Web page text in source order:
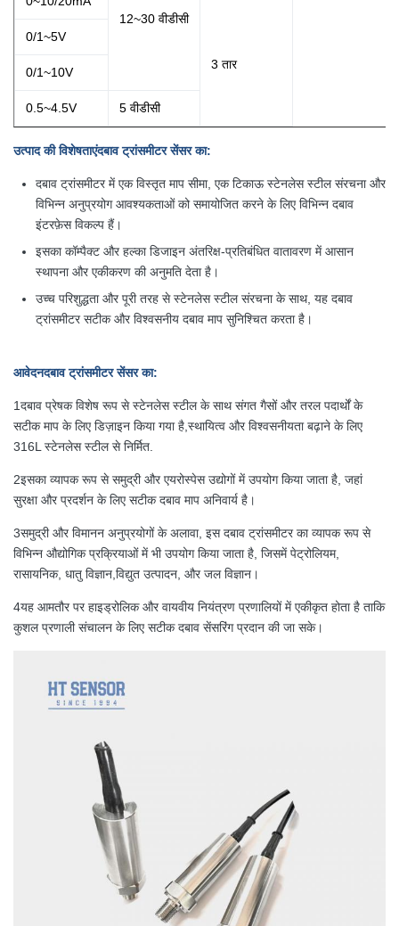
12~30 वीडीसी
3 तार
0/1~5V
0/1~10V
0.5~4.5V 5 वीडीसी
उत्पाद की विशेषताएंदबाव ट्रांसमीटर सेंसर का:
दबाव ट्रांसमीटर में एक विस्तृत माप सीमा, एक टिकाऊ स्टेनलेस स्टील संरचना और
विभिन्न अनुप्रयोग आवश्यकताओं को समायोजित करने के लिए विभिन्न दबाव
इंटरफ़ेस विकल्प हैं।
इसका कॉम्पैक्ट और हल्का डिजाइन अंतरिक्ष-प्रतिबंधित वातावरण में आसान
स्थापना और एकीकरण की अनुमति देता है।
उच्च परिशुद्धता और पूरी तरह से स्टेनलेस स्टील संरचना के साथ, यह दबाव
ट्रांसमीटर सटीक और विश्वसनीय दबाव माप सुनिश्चित करता है।
आवेदनदबाव ट्रांसमीटर सेंसर का:
1दबाव प्रेषक विशेष रूप से स्टेनलेस स्टील के साथ संगत गैसों और तरल पदार्थों के
सटीक माप के लिए डिज़ाइन किया गया है,स्थायित्व और विश्वसनीयता बढ़ाने के लिए
316L स्टेनलेस स्टील से निर्मित.
2इसका व्यापक रूप से समुद्री और एयरोस्पेस उद्योगों में उपयोग किया जाता है, जहां
सुरक्षा और प्रदर्शन के लिए सटीक दबाव माप अनिवार्य है।
3समुद्री और विमानन अनुप्रयोगों के अलावा, इस दबाव ट्रांसमीटर का व्यापक रूप से
विभिन्न औद्योगिक प्रक्रियाओं में भी उपयोग किया जाता है, जिसमें पेट्रोलियम,
रासायनिक, धातु विज्ञान,विद्युत उत्पादन, और जल विज्ञान।
4यह आमतौर पर हाइड्रोलिक और वायवीय नियंत्रण प्रणालियों में एकीकृत होता है ताकि
कुशल प्रणाली संचालन के लिए सटीक दबाव सेंसरिंग प्रदान की जा सके।